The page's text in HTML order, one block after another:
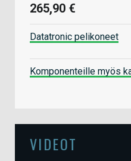
265,90 €
Datatronic pelikoneet
Komponenteille myös
VIDEOT